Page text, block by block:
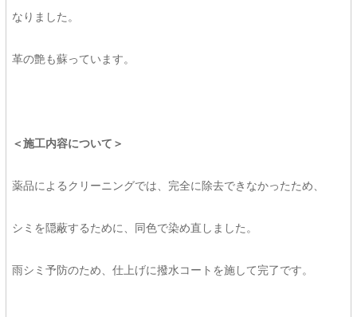
なりました。
革の艶も蘇っています。
＜施工内容について＞
薬品によるクリーニングでは、完全に除去できなかったため、
シミを隠蔽するために、同色で染め直しました。
雨シミ予防のため、仕上げに撥水コートを施して完了です。